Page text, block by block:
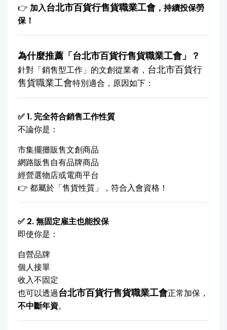
👉 加入台北市百貨行售貨職業工會，持續投保勞
保！
為什麼推薦「台北市百貨行售貨職業工會」？
針對「銷售型工作」的文創從業者， 台北市百貨行
售貨職業工會特別適合，原因如下：
✅ 1. 完全符合銷售工作性質
不論你是：
市集擺攤販售文創商品
網路販售自有品牌商品
經營選物店或電商平台
👉 都屬於「售貨性質」，符合入會資格！
✅ 2. 無固定雇主也能投保
即使你是：
自營品牌
個人接單
收入不固定
也可以透過台北市百貨行售貨職業工會正常加保，
不中斷年資。